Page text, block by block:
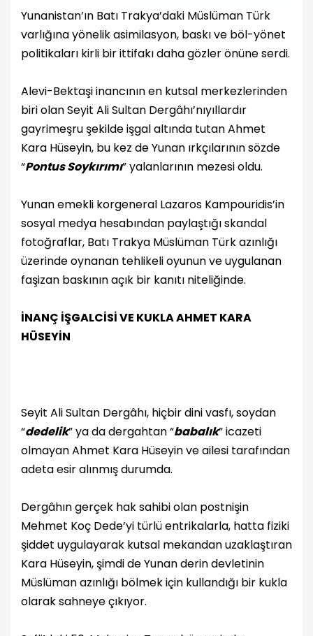
Yunanistan’ın Batı Trakya’daki Müslüman Türk
varlığına yönelik asimilasyon, baskı ve böl-yönet
politikaları kirli bir ittifakı daha gözler önüne serdi.
Alevi-Bektaşi inancının en kutsal merkezlerinden
biri olan Seyit Ali Sultan Dergâhı’nıyıllardır
gayrimeşru şekilde işgal altında tutan Ahmet
Kara Hüseyin, bu kez de Yunan ırkçılarının sözde
“Pontus Soykırımı” yalanlarının mezesi oldu.
Yunan emekli korgeneral Lazaros Kampouridis’in
sosyal medya hesabından paylaştığı skandal
fotoğraflar, Batı Trakya Müslüman Türk azınlığı
üzerinde oynanan tehlikeli oyunun ve uygulanan
faşizan baskının açık bir kanıtı niteliğinde.
İNANÇ İŞGALCİSİ VE KUKLA AHMET KARA
HÜSEYİN
Seyit Ali Sultan Dergâhı, hiçbir dini vasfı, soydan
“dedelik” ya da dergahtan “babalık” icazeti
olmayan Ahmet Kara Hüseyin ve ailesi tarafından
adeta esir alınmış durumda.
Dergâhın gerçek hak sahibi olan postnişin
Mehmet Koç Dede’yi türlü entrikalarla, hatta fiziki
şiddet uygulayarak kutsal mekandan uzaklaştıran
Kara Hüseyin, şimdi de Yunan derin devletinin
Müslüman azınlığı bölmek için kullandığı bir kukla
olarak sahneye çıkıyor.